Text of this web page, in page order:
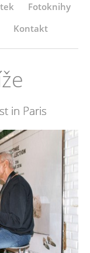
Fotoknihy
Kontakt
in Paris